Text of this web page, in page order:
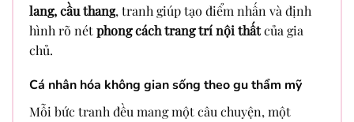
lang, cầu thang, tranh giúp tạo điểm nhấn và định
hình rõ nétphong cách trang trí nội thấtcủa gia
chủ.
Cá nhân hóa không gian sống theo gu thẩm mỹ
Mỗi bức tranh đều mang một câu chuyện, một